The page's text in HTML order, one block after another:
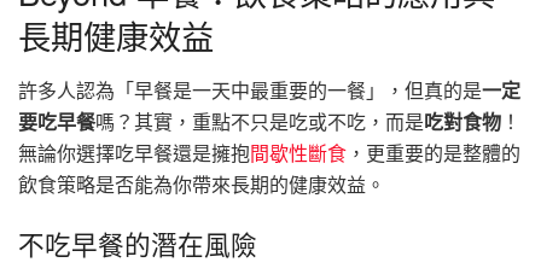
長期健康效益
許多人認為「早餐是一天中最重要的一餐」，但真的是一定
要吃早餐嗎？其實，重點不只是吃或不吃，而是吃對食物 ！
無論你選擇吃早餐還是擁抱間歇性斷食 ，更重要的是整體的
飲食策略是否能為你帶來長期的健康效益。
不吃早餐的潛在風險